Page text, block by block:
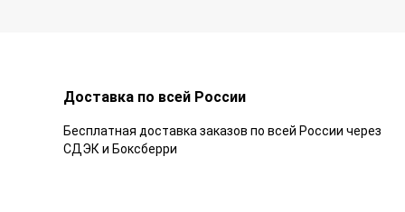
Доставка по всей России
Бесплатная доставка заказов по всей России через
СДЭК и Боксберри